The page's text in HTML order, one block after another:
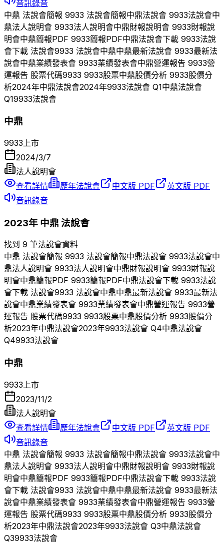
音訊錄音
中鼎 法說會簡報 9933 法說會簡報中鼎法說會 9933法說會中
鼎法人說明會 9933法人說明會中鼎財報說明會 9933財報說
明會中鼎簡報PDF 9933簡報PDF中鼎法說會下載 9933法說
會下載 法說會9933 法說會中鼎中鼎最新法說會 9933最新法
說會中鼎業績發表會 9933業績發表會中鼎營運報告 9933營
運報告 股票代碼9933 9933股票中鼎股價分析 9933股價分
析2024年中鼎法說會2024年9933法說會 Q1中鼎法說會
Q19933法說會
中鼎
9933上市
2024/3/7
法人說明會
查看詳情
歷年法說會 中文版 PDF
英文版 PDF
音訊錄音
2023年 中鼎 法說會
找到 9 筆法說會資料
中鼎 法說會簡報 9933 法說會簡報中鼎法說會 9933法說會中
鼎法人說明會 9933法人說明會中鼎財報說明會 9933財報說
明會中鼎簡報PDF 9933簡報PDF中鼎法說會下載 9933法說
會下載 法說會9933 法說會中鼎中鼎最新法說會 9933最新法
說會中鼎業績發表會 9933業績發表會中鼎營運報告 9933營
運報告 股票代碼9933 9933股票中鼎股價分析 9933股價分
析2023年中鼎法說會2023年9933法說會 Q4中鼎法說會
Q49933法說會
中鼎
9933 上市
2023/11/2
法人說明會
查看詳情
歷年法說會 中文版 PDF
英文版 PDF
音訊錄音
中鼎 法說會簡報 9933 法說會簡報中鼎法說會 9933法說會中
鼎法人說明會 9933法人說明會中鼎財報說明會 9933財報說
明會中鼎簡報PDF 9933簡報PDF中鼎法說會下載 9933法說
會下載 法說會9933 法說會中鼎中鼎最新法說會 9933最新法
說會中鼎業績發表會 9933業績發表會中鼎營運報告 9933營
運報告 股票代碼9933 9933股票中鼎股價分析 9933股價分
析2023年中鼎法說會2023年9933法說會 Q3中鼎法說會
Q39933法說會